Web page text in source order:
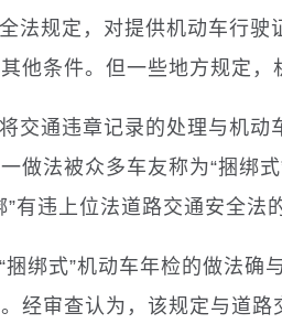
法规定，对提供机动车行
他条件。但一些地方规定
交通违章记录的处理与机
做法被众多车友称为“捆绑
”有违上位法道路交通安全法
捆绑式”机动车年检的做法
经审查认为，该规定与道